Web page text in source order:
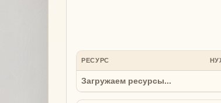
РЕСУРС
Загружаем ресурсы...